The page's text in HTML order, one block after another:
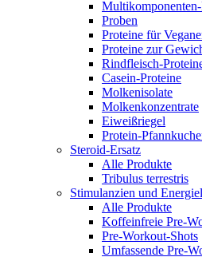
Proben
Proteine für
Proteine zur
Rindfleisch-
Casein-Proteine
Molkenisolate
Molkenkonzentrate
Eiweißriegel
Protein-
Steroid-Ersatz
Alle Produkte
Tribulus terrestris
Stimulanzien und
Alle Produkte
Koffeinfreie Pre-
Pre-Workout-Shots
Umfassende Pre-